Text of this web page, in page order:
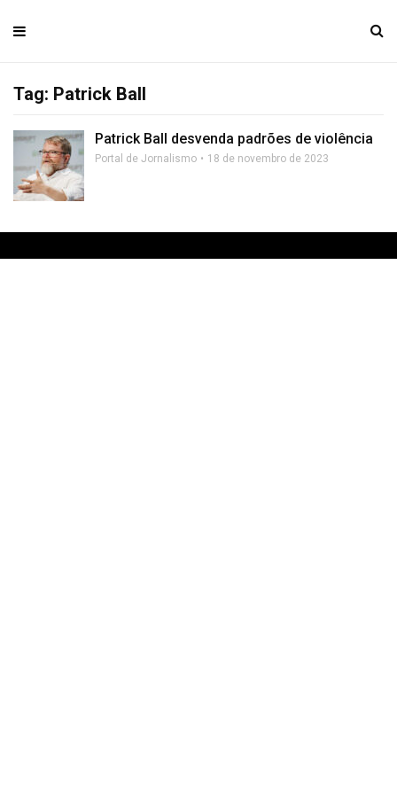
Tag: Patrick Ball
Patrick Ball desvenda padrões de violência
Portal de Jornalismo 18 de novembro de 2023